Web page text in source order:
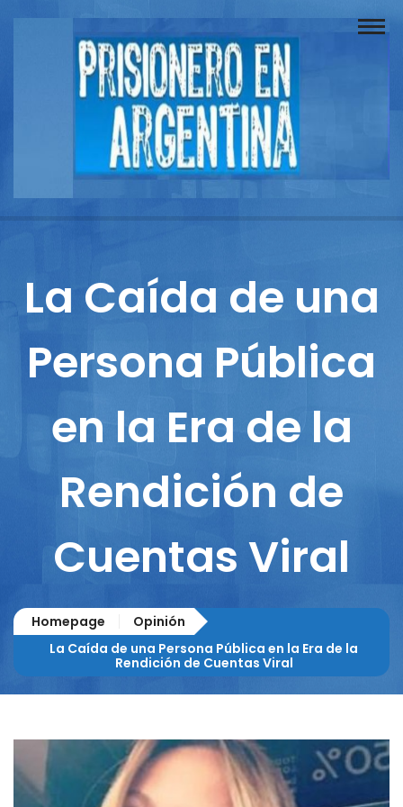
Buscador
Documentos
Reportajes
Columnistas
La Caída de una
Persona Pública
en la Era de la
Rendición de
Cuentas Viral
Homepage
Opinión
La Caída de una Persona Pública en la Era de la
Rendición de Cuentas Viral